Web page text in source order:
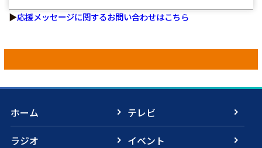
▶応援メッセージに関するお問い合わせはこちら
ホーム
テレビ
ラジオ
イベント